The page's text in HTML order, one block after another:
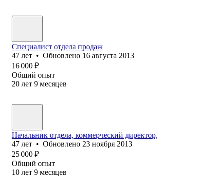
Специалист отдела продаж
47 лет • Обновлено 16 августа 2013
16 000 ₽
Общий опыт
20 лет 9 месяцев
Начальник отдела, коммерческий директор,
47 лет • Обновлено 23 ноября 2013
25 000 ₽
Общий опыт
10 лет 9 месяцев